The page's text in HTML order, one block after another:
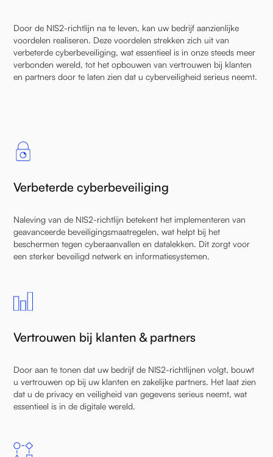
Door de NIS2-richtlijn na te leven, kan uw bedrijf aanzienlijke
voordelen realiseren. Deze voordelen strekken zich uit van
verbeterde cyberbeveiliging, wat essentieel is in onze steeds meer
verbonden wereld, tot het opbouwen van vertrouwen bij klanten
en partners door te laten zien dat u cyberveiligheid serieus neemt.
Verbeterde cyberbeveiliging
Naleving van de NIS2-richtlijn betekent het implementeren van
geavanceerde beveiligingsmaatregelen, wat helpt bij het
beschermen tegen cyberaanvallen en datalekken. Dit zorgt voor
een sterker beveiligd netwerk en informatiesystemen.
Vertrouwen bij klanten & partners
Door aan te tonen dat uw bedrijf de NIS2-richtlijnen volgt, bouwt
u vertrouwen op bij uw klanten en zakelijke partners. Het laat zien
dat u de privacy en veiligheid van gegevens serieus neemt, wat
essentieel is in de digitale wereld.